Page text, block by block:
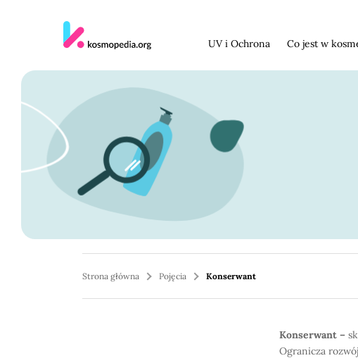
UV i Ochrona Co jest w
Strona główna Pojęcia Konserwant
Konserwant –
Ogranicza